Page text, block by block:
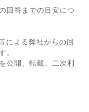
回答までの目安につ
による弊社からの回
。
公開、転載、二次利